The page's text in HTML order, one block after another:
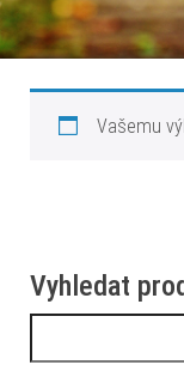
Vašemu
Vyhledat